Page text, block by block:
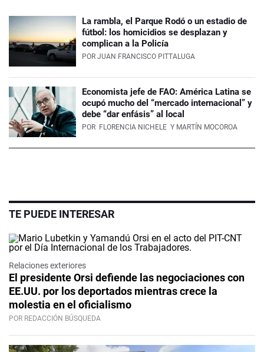
La rambla, el Parque Rodó o un estadio de
fútbol: los homicidios se desplazan y
complican a la Policía
POR JUAN FRANCISCO PITTALUGA
Economista jefe de FAO: América Latina se
ocupó mucho del “mercado internacional” y
debe “dar enfásis” al local
POR FLORENCIA NICHELE Y MARTÍN MOCOROA
TE PUEDE INTERESAR
Relaciones exteriores
El presidente Orsi defiende las negociaciones con
EE.UU. por los deportados mientras crece la
molestia en el oficialismo
POR REDACCIÓN BÚSQUEDA